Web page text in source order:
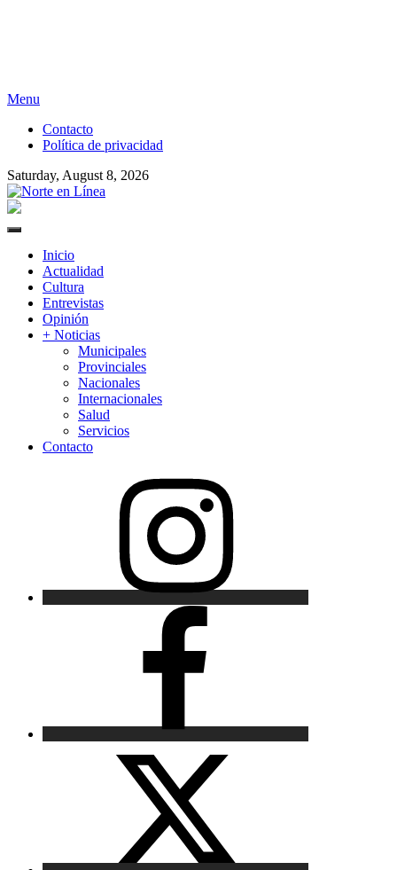
Skip
content
Menu
Contacto
Política de privacidad
Saturday, August 8, 2026
Primary
Inicio
Actualidad
Cultura
Entrevistas
Opinión
+ Noticias
Municipales
Provinciales
Nacionales
Internacionales
Salud
Servicios
Contacto